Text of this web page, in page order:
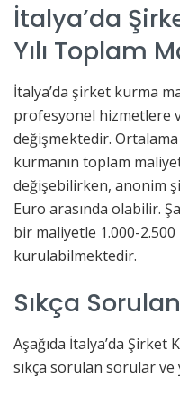
İtalya’da
Yılı Toplam
İtalya’da şirket kurma
profesyonel hizmetlere
değişmektedir.
kurmanın toplam
değişebilirken, anonim
Euro arasında olabilir.
bir maliyetle 1.000-2.500
kurulabilmektedir.
Sıkça
Aşağıda İtalya’da
sıkça sorulan sorular ve